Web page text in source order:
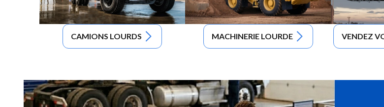
CAMIONS LOURDS MACHINERIE LOURDE VENDEZ